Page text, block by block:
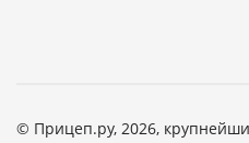
© Прицеп.ру, 2026,